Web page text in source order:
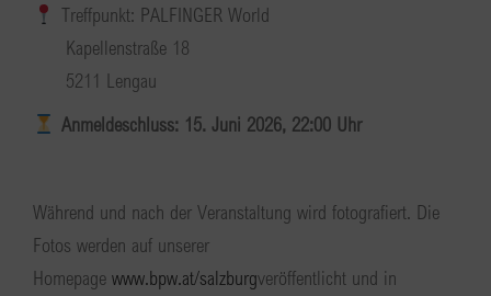
Treffpunkt: PALFINGER World
Kapellenstraße 18
5211 Lengau
Anmeldeschluss: 15. Juni 2026, 22:00 Uhr
Während und nach der Veranstaltung wird fotografiert. Die
Fotos werden auf unserer
Homepage www.bpw.at/salzburgveröffentlicht und in